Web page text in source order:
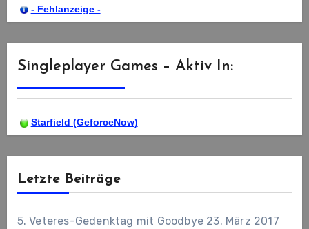
- Fehlanzeige -
Singleplayer Games – Aktiv In:
Starfield (GeforceNow)
Letzte Beiträge
5. Veteres-Gedenktag mit Goodbye 23. März 2017